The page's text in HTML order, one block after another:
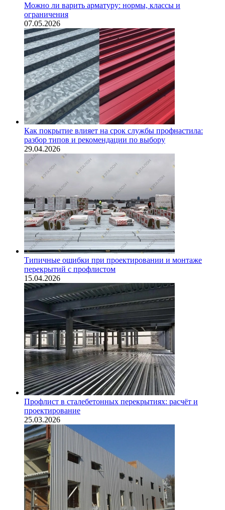
Можно ли варить арматуру: нормы, классы и
ограничения
07.05.2026
Как покрытие влияет на срок службы профнастила:
разбор типов и рекомендации по выбору
29.04.2026
Типичные ошибки при проектировании и монтаже
перекрытий с профлистом
15.04.2026
Профлист в сталебетонных перекрытиях: расчёт и
проектирование
25.03.2026